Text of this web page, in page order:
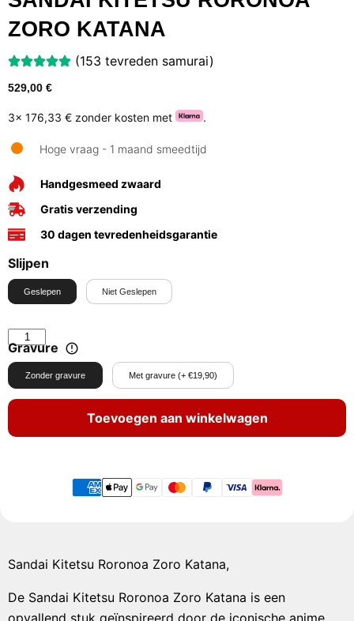
ZORO KATANA
(153 tevreden samurai)
529,00 €
3x 176,33 € zonder kosten met .
Hoge vraag - 1 maand smeedtijd
Handgesmeed zwaard
Gratis verzending
30 dagen tevredenheidsgarantie
Slijpen
Geslepen Niet Geslepen
Gravure
Zonder gravure Met gravure (+ €19,90)
Toevoegen aan winkelwagen
Sandai Kitetsu Roronoa Zoro Katana,
De Sandai Kitetsu Roronoa Zoro Katana is een
opvallend stuk geïnspireerd door de iconische anime